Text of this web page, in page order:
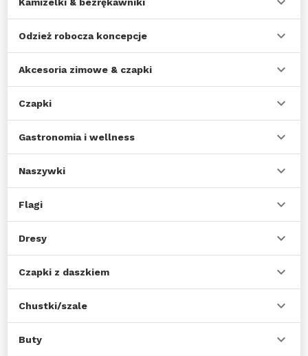
Odzież robocza koncepcje
Akcesoria zimowe & czapki
Czapki
Gastronomia i wellness
Naszywki
Flagi
Dresy
Czapki z daszkiem
Chustki/szale
Buty